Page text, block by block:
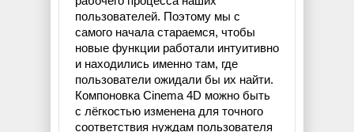
пользователей. Поэтому мы с
самого начала стараемся, чтобы
новые функции работали интуитивно
и находились именно там, где
пользователи ожидали бы их найти.
Компоновка Cinema 4D можно быть
с лёгкостью изменена для точного
соответствия нуждам пользователя